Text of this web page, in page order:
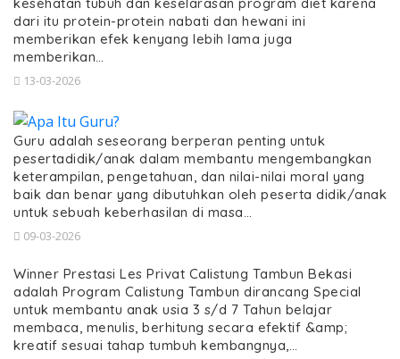
dari itu protein-protein nabati dan hewani ini
memberikan efek kenyang lebih lama juga
memberikan…
13-03-2026
Guru adalah seseorang berperan penting untuk
pesertadidik/anak dalam membantu mengembangkan
keterampilan, pengetahuan, dan nilai-nilai moral yang
baik dan benar yang dibutuhkan oleh peserta didik/anak
untuk sebuah keberhasilan di masa…
09-03-2026
Winner Prestasi Les Privat Calistung Tambun Bekasi
adalah Program Calistung Tambun dirancang Special
untuk membantu anak usia 3 s/d 7 Tahun belajar
membaca, menulis, berhitung secara efektif &amp;
kreatif sesuai tahap tumbuh kembangnya,…